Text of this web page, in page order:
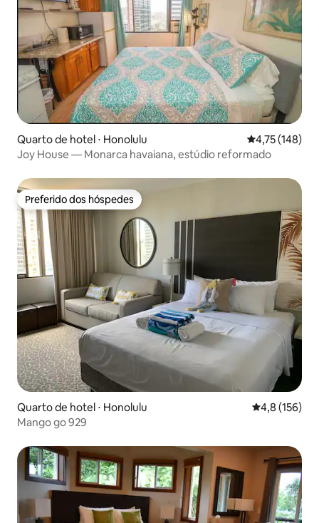
Quarto de hotel ⋅ Honolulu 4,75 de uma
4,75 (148)
Joy House — Monarca havaiana, estúdio reformado
Preferido dos hóspedes
Preferido dos hóspedes
Quarto de hotel ⋅ Honolulu 4,8 de uma
4,8 (156)
Mango go 929